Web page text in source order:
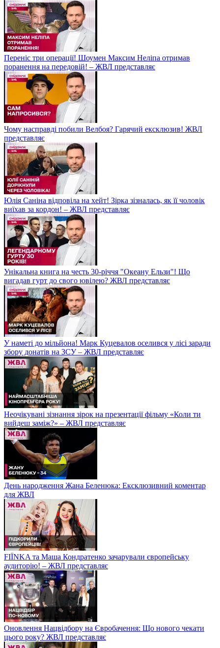
Переніс три операції! Шоумен Максим Неліпа отримав
поранення на передовій! – ЖВЛ представляє
Чому насправді побили Велбоя? Гарячий ексклюзив! ЖВЛ
представляє
Юлія Саніна відповіла на хейт! Зірка зізналась, як її чоловік
виїхав за кордон! – ЖВЛ представляє
Унікальна книга на честь 30-річчя "Океану Ельзи"! Що
вигадав гурт до свого ювілею? ЖВЛ представляє
У наметі до мільйона! Марк Куцевалов оселився у лісі заради
збору донатів на ЗСУ – ЖВЛ представляє
Неочікувані зізнання зірок на презентації фільму «Коли ти
вийдеш заміж?» – ЖВЛ представляє
День народження Жана Беленюка: Ексклюзивний коментар
для ЖВЛ
FIЇNKA та Маша Кондратенко зачарували європейську
аудиторію! – ЖВЛ представляє
Оновлення Нацвідбору на Євробачення: Що нового чекати
цього року? ЖВЛ представляє